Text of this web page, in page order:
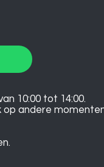
10:00 tot 14:00.
op andere